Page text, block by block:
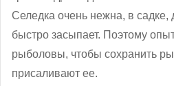
Селедка очень нежна, в садке,
быстро засыпает. Поэтому
рыболовы, чтобы сохранить
присаливают ее.